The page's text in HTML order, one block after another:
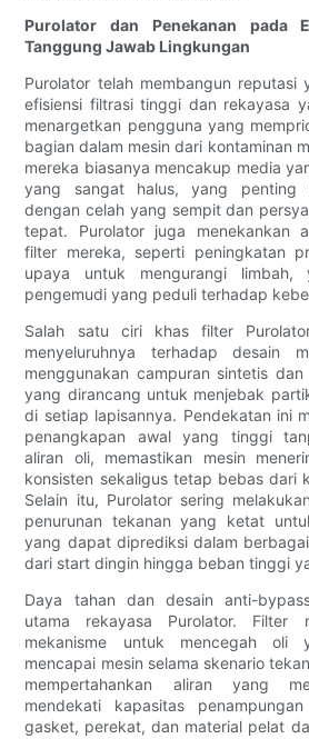
Purolator dan Penekanan pada
Tanggung Jawab Lingkungan
Purolator telah membangun reputasi
efisiensi filtrasi tinggi dan rekayasa
menargetkan pengguna yang
bagian dalam mesin dari kontaminan
mereka biasanya mencakup media
yang sangat halus, yang penting
dengan celah yang sempit dan
tepat. Purolator juga menekankan
filter mereka, seperti peningkatan
upaya untuk mengurangi limbah,
pengemudi yang peduli terhadap
Salah satu ciri khas filter
menyeluruhnya terhadap desain
menggunakan campuran sintetis
yang dirancang untuk menjebak
di setiap lapisannya. Pendekatan ini
penangkapan awal yang tinggi
aliran oli, memastikan mesin
konsisten sekaligus tetap bebas dari
Selain itu, Purolator sering
penurunan tekanan yang ketat
yang dapat diprediksi dalam
dari start dingin hingga beban tinggi
Daya tahan dan desain anti-
utama rekayasa Purolator. Filter
mekanisme untuk mencegah oli
mencapai mesin selama skenario
mempertahankan aliran yang
mendekati kapasitas
gasket, perekat, dan material pelat